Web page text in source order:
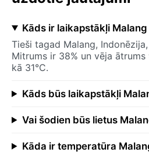
Kāds ir laikapstākļi
Tieši tagad Malang,
Mitrums ir 38% un vēja
kā 31°C.
Kāds būs laikapstākļi
Vai šodien būs lietus
Kāda ir temperatūra